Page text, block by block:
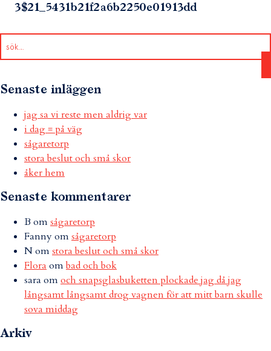
3$21_5431b21f2a6b2250e01913dd
Senaste inläggen
jag sa vi reste men aldrig var
i dag = på väg
sågaretorp
stora beslut och små skor
åker hem
Senaste kommentarer
B omsågaretorp
Fannyomsågaretorp
Nomstora beslut och små skor
Flora ombad och bok
sara omoch snapsglasbuketten plockade jag då jag
långsamt långsamt drog vagnen för att mitt barn skulle
sova middag
Arkiv